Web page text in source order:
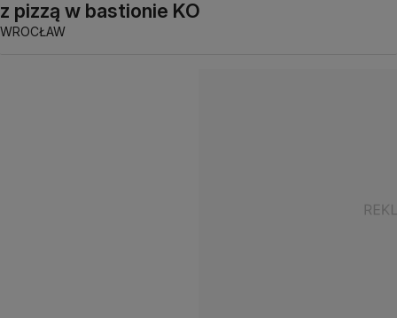
z pizzą w bastionie KO
WROCŁAW